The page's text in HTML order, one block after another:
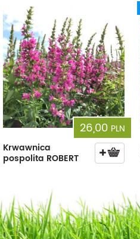
26,00 PLN
Krwawnica
pospolita ROBERT